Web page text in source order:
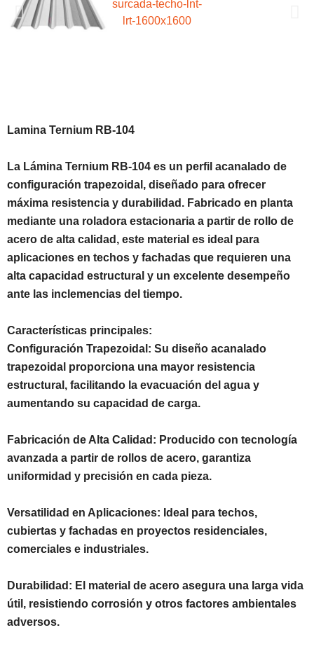
Lamina Ternium RB-104
La Lámina Ternium RB-104 es un perfil acanalado de
configuración trapezoidal, diseñado para ofrecer
máxima resistencia y durabilidad. Fabricado en planta
mediante una roladora estacionaria a partir de rollo de
acero de alta calidad, este material es ideal para
aplicaciones en techos y fachadas que requieren una
alta capacidad estructural y un excelente desempeño
ante las inclemencias del tiempo.
Características principales:
Configuración Trapezoidal: Su diseño acanalado
trapezoidal proporciona una mayor resistencia
estructural, facilitando la evacuación del agua y
aumentando su capacidad de carga.
Fabricación de Alta Calidad: Producido con tecnología
avanzada a partir de rollos de acero, garantiza
uniformidad y precisión en cada pieza.
Versatilidad en Aplicaciones: Ideal para techos,
cubiertas y fachadas en proyectos residenciales,
comerciales e industriales.
Durabilidad: El material de acero asegura una larga vida
útil, resistiendo corrosión y otros factores ambientales
adversos.